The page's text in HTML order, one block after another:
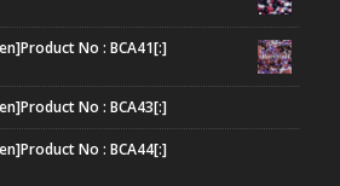
No : BCA41[:]
No : BCA43[:]
No : BCA44[:]